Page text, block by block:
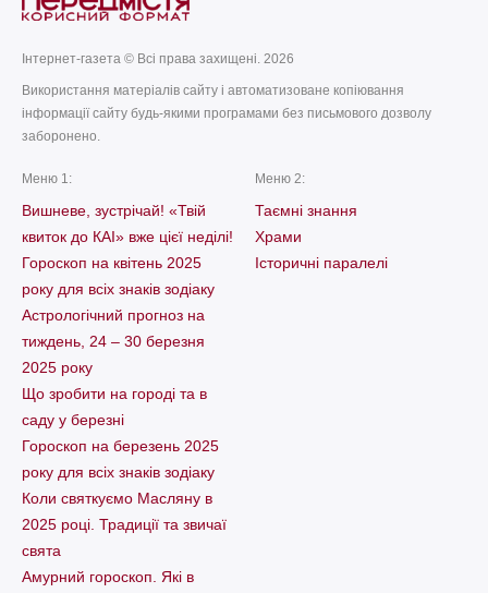
Інтернет-газета © Всі права захищені. 2026
Використання матеріалів сайту і автоматизоване копіювання
інформації сайту будь-якими програмами без письмового дозволу
заборонено.
Меню 1:
Вишневе, зустрічай! «Твій
квиток до КАІ» вже цієї неділі!
Гороскоп на квітень 2025
року для всіх знаків зодіаку
Астрологічний прогноз на
тиждень, 24 – 30 березня
2025 року
Що зробити на городі та в
саду у березні
Гороскоп на березень 2025
року для всіх знаків зодіаку
Коли святкуємо Масляну в
2025 році. Традиції та звичаї
свята
Амурний гороскоп. Які в
Меню 2:
Таємні знання
Храми
Історичні паралелі